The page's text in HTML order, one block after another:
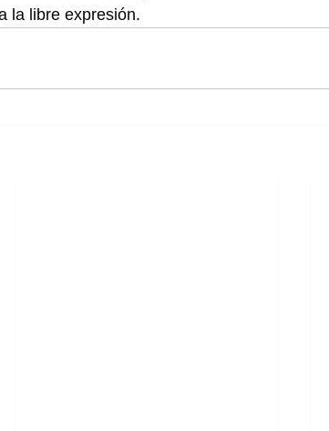
la libre expresión.